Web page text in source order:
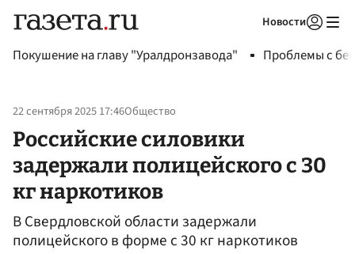
Новости
Покушение на главу "Уралдронзавода" Проблемы с
22 сентября 2025 17:46Общество
Российские силовики
задержали полицейского с 30
кг наркотиков
В Свердловской области задержали
полицейского в форме с 30 кг наркотиков